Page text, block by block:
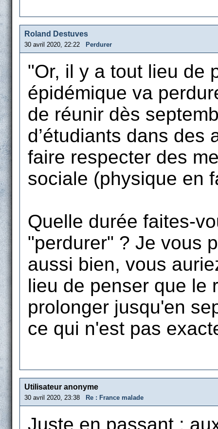
Roland Destuves
30 avril 2020, 22:22 Perdurer
"Or, il y a tout lieu de
épidémique va
de réunir dès
d’étudiants dans des
faire respecter des
sociale (physique en
Quelle durée faites-
"perdurer" ? Je vous
aussi bien, vous
lieu de penser que le
prolonger jusqu'en
ce qui n'est pas
Utilisateur anonyme
30 avril 2020, 23:38 Re : France malade
Juste en passant :